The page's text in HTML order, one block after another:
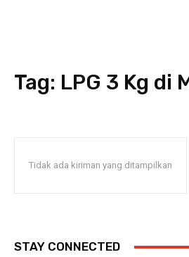
Tag: LPG 3 Kg di
Tidak ada kiriman yang ditampilkan
STAY CONNECTED